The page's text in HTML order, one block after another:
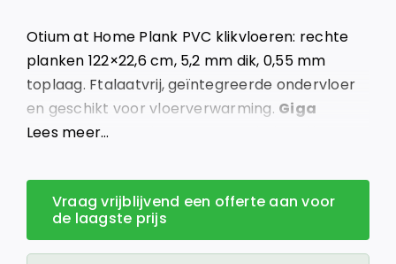
€ 39,95.
€ 29,95.
Otium at Home Plank PVC klikvloeren: rechte
planken 122×22,6 cm, 5,2 mm dik, 0,55 mm
toplaag. Ftalaatvrij, geïntegreerde ondervloer
en geschikt voor vloerverwarming. Giga
Vloeren – Groot in vloeren, klein in prijs.
Lees meer…
Vraag vrijblijvend een offerte aan voor
de laagste prijs